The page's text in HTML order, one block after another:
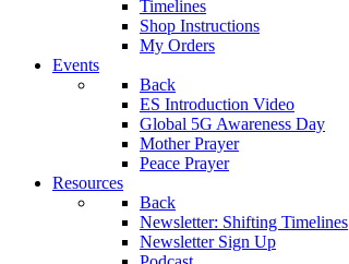
Timelines
Shop Instructions
My Orders
Events
Back
ES Introduction Video
Global 5G Awareness Day
Mother Prayer
Peace Prayer
Resources
Back
Newsletter: Shifting Timelines
Newsletter Sign Up